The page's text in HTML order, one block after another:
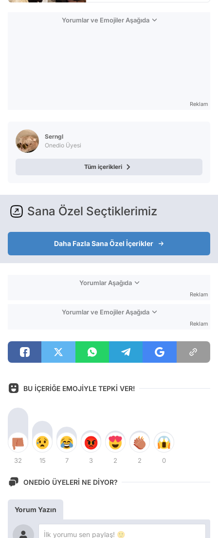
Yorumlar ve Emojiler Aşağıda
Reklam
Serngl
Onedio Üyesi
Tüm içerikleri
Sana Özel Seçtiklerimiz
Daha Fazla Sana Özel İçerikler
Yorumlar Aşağıda
Reklam
Yorumlar ve Emojiler Aşağıda
Reklam
BU İÇERİĞE EMOJİYLE TEPKİ VER!
32 15 7 3 2 2 0
ONEDİO ÜYELERİ NE DİYOR?
Yorum Yazın